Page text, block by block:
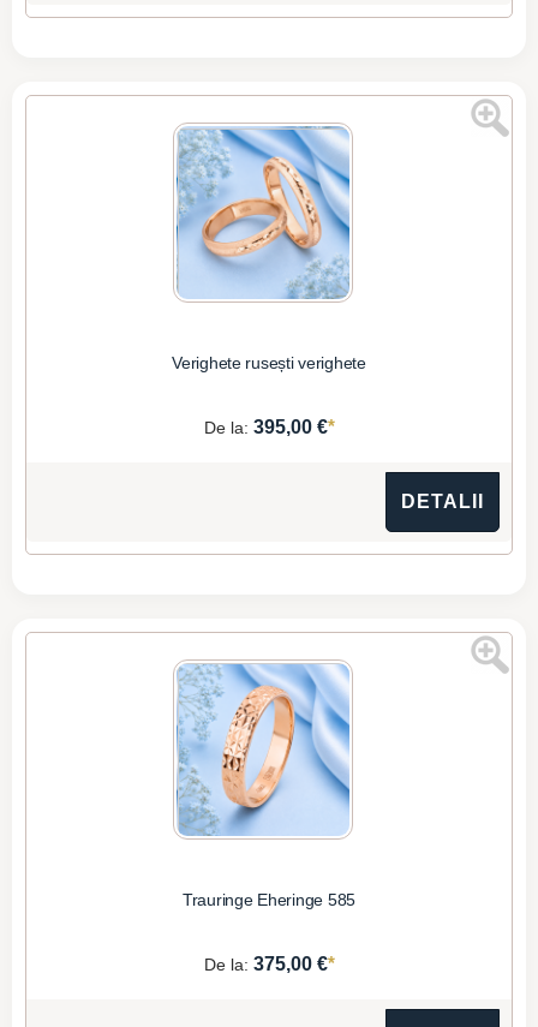
Verighete rusești verighete
De la: 395,00 €*
DETALII
Trauringe Eheringe 585
De la: 375,00 €*